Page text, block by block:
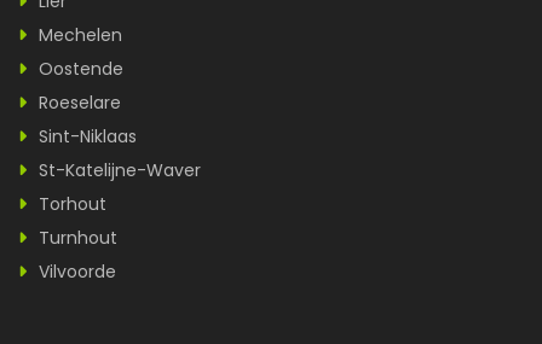
Mechelen
Oostende
Roeselare
Sint-Niklaas
St-Katelijne-Waver
Torhout
Turnhout
Vilvoorde